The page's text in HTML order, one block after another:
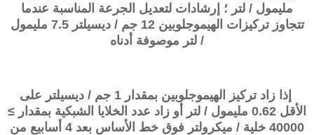
مليمول / لتر ؛ إرشادات لتعديل الجرعة المناسبة عندما
تتجاوز تركيزات الهيموجلوبين 12 جم / ديسيلتر 7.5 مليمول
/ لتر موصوفة أدناه
إذا زاد تركيز الهيموجلوبين بمقدار 1 جم / ديسيلتر على
الأقل 0.62 مليمول / لتر أو زاد عدد الخلايا الشبكية بمقدار ≥
40000 خلية / ميكرولتر فوق خط الأساس بعد 4 أسابيع من